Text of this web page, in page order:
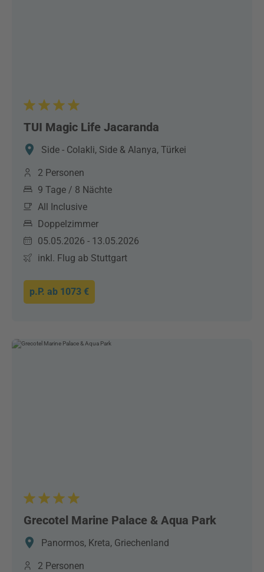
TUI Magic Life Jacaranda
Side - Colakli, Side & Alanya, Türkei
2 Personen
9 Tage / 8 Nächte
All Inclusive
Doppelzimmer
05.05.2026 - 13.05.2026
inkl. Flug ab Stuttgart
p.P. ab 1073 €
Grecotel Marine Palace & Aqua Park
Panormos, Kreta, Griechenland
2 Personen